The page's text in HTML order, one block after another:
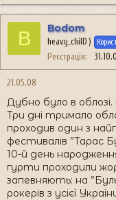
B Bodom
heavy_chilD )
Реєстрація
21.05.08
Дубно було в
Три дні тримало
проходив один з
фестивалів ”Тарас
10-й день
гурти проходили
запевняють: на
рокерів з усієї